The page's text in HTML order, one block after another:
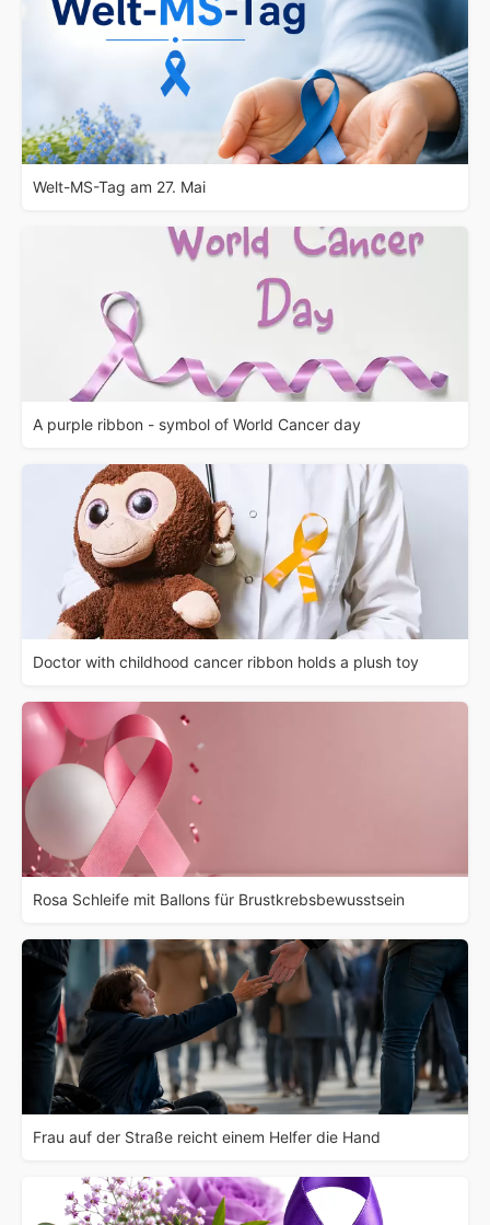
Welt-MS-Tag am 27. Mai
A purple ribbon - symbol of World Cancer day
Doctor with childhood cancer ribbon holds a plush toy
Rosa Schleife mit Ballons für Brustkrebsbewusstsein
Frau auf der Straße reicht einem Helfer die Hand